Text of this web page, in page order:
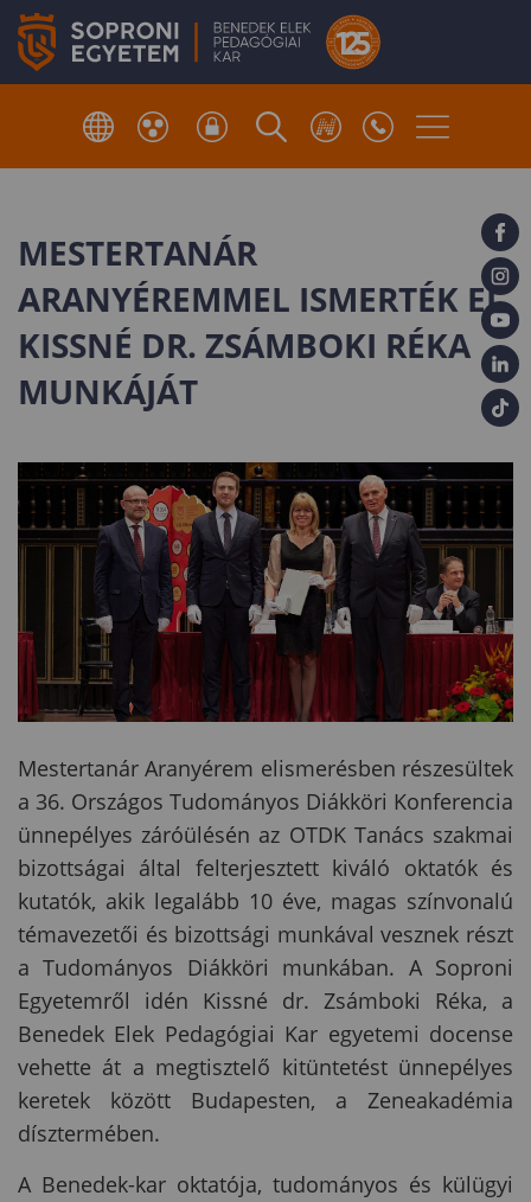
MESTERTANÁR
ARANYÉREMMEL ISMERTÉK EL
KISSNÉ DR. ZSÁMBOKI RÉKA
MUNKÁJÁT
Mestertanár Aranyérem elismerésben részesültek
a 36. Országos Tudományos Diákköri Konferencia
ünnepélyes záróülésén az OTDK Tanács szakmai
bizottságai által felterjesztett kiváló oktatók és
kutatók, akik legalább 10 éve, magas színvonalú
témavezetői és bizottsági munkával vesznek részt
a Tudományos Diákköri munkában. A Soproni
Egyetemről idén Kissné dr. Zsámboki Réka, a
Benedek Elek Pedagógiai Kar egyetemi docense
vehette át a megtisztelő kitüntetést ünnepélyes
keretek között Budapesten, a Zeneakadémia
dísztermében.
A Benedek-kar oktatója, tudományos és külügyi